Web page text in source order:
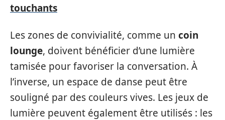
touchants
Les zones de convivialité, comme un coin
lounge, doivent bénéficier d’une lumière
tamisée pour favoriser la conversation. À
l’inverse, un espace de danse peut être
souligné par des couleurs vives. Les jeux de
lumière peuvent également être utilisés : les